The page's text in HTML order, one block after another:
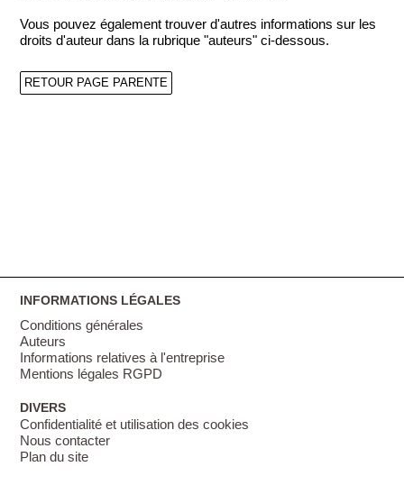
Vous pouvez également trouver d'autres informations sur les
droits d'auteur dans la rubrique "auteurs" ci-dessous.
RETOUR PAGE PARENTE
INFORMATIONS LÉGALES
Conditions générales
Auteurs
Informations relatives à l'entreprise
Mentions légales RGPD
DIVERS
Confidentialité et utilisation des cookies
Nous contacter
Plan du site